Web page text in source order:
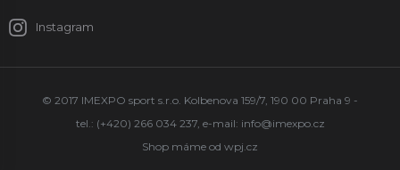
Instagram
© 2017 IMEXPO sport s.r.o. Kolbenova 159/7, 190 00 Praha 9 -
tel.: (+420) 266 034 237, e-mail: info@imexpo.cz
Shop máme od wpj.cz